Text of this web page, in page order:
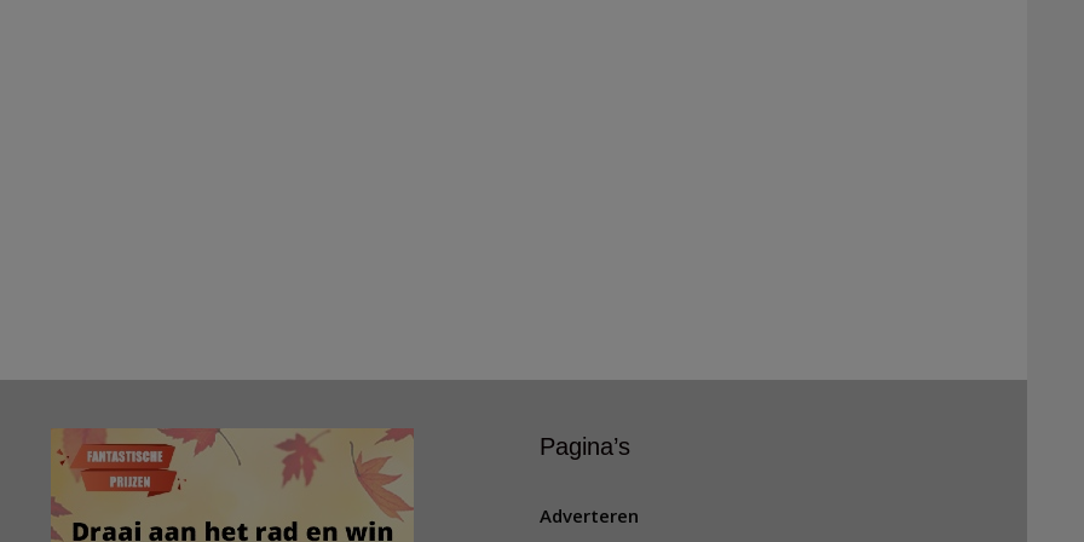
Pagina’s
Adverteren